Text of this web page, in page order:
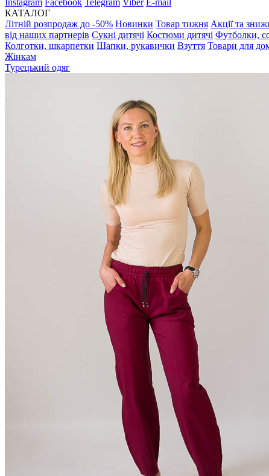
Instagram Facebook Telegram Viber E-mail
КАТАЛОГ
Літній розпродаж до -50% Новинки Товар тижня Акції та
від наших партнерів Сукні дитячі Костюми дитячі Футболки,
Колготки, шкарпетки Шапки, рукавички Взуття Товари для
Жінкам
Турецький одяг